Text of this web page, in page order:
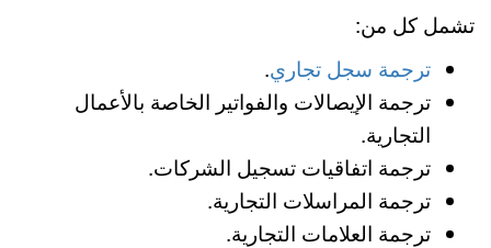
تشمل كل من:
ترجمة سجل تجاري.
ترجمة الإيصالات والفواتير الخاصة بالأعمال
التجارية.
ترجمة اتفاقيات تسجيل الشركات.
ترجمة المراسلات التجارية.
ترجمة العلامات التجارية.